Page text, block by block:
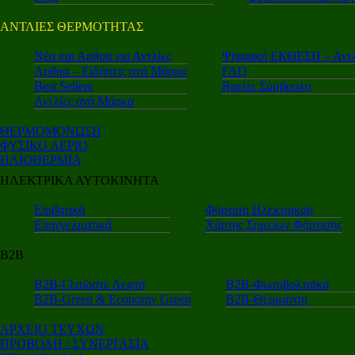
ΑΝΤΛΙΕΣ ΘΕΡΜΟΤΗΤΑΣ
Nέα και Αρθρα για Αντλίες
Αρθρα – Ειδήσεις ανά Μάρκα
Best Sellers
Αντλίες ανά Μάρκα
Ψηφιακή ΕΚΘΕΣΗ –
FAQ
Βρείτε Σύμβουλο
ΘΕΡΜΟΜΟΝΩΣΗ
ΦΥΣΙΚΟ ΑΕΡΙΟ
ΗΛΙΟΘΕΡΜΙΑ
ΗΛΕΚΤΡΙΚΑ ΑΥΤΟΚΙΝΗΤΑ
Επιβατικά
Επαγγελματικά
Φόρτιση Ηλεκτρικού
Χάρτης Σημείων Φόρτισης
Β2Β
Β2Β-Γλιτώστε Λεφτά
Β2Β-Green & Economy Green
Β2Β-Φωτοβολταϊκά
Β2Β-Θέρμανση
ΑΡΧΕΙΟ ΤΕΥΧΩΝ
ΠΡΟΒΟΛΗ / ΣΥΝΕΡΓΑΣΙΑ